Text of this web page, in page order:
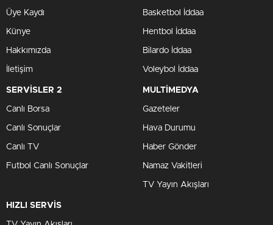
Üye Kaydı
Künye
Hakkımızda
İletişim
Basketbol İddaa
Hentbol İddaa
Bilardo İddaa
Voleybol İddaa
SERVİSLER 2
Canlı Borsa
Canlı Sonuçlar
Canlı TV
Futbol Canlı Sonuçlar
MULTİMEDYA
Gazeteler
Hava Durumu
Haber Gönder
Namaz Vakitleri
TV Yayın Akışları
HIZLI SERVİS